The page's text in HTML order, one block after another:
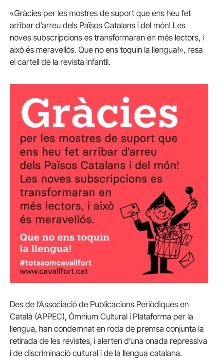
«Gràcies per les mostres de suport que ens heu fet
arribar d’arreu dels Països Catalans i del món! Les
noves subscripcions es transformaran en més lectors, i
això és meravellós. Que no ens toquin la llengua!», resa
el cartell de la revista infantil.
Des de l’Associació de Publicacions Periòdiques en
Català (APPEC), Òmnium Cultural i Plataforma per la
llengua, han condemnat en roda de premsa conjunta la
retirada de les revistes, i alerten d’una onada repressiva
i de discriminació cultural i de la llengua catalana.